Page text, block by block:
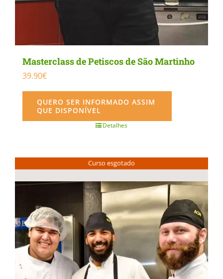
Masterclass de Petiscos de São Martinho
39.90€
QUERO SER INFORMADO ASSIM
QUE DISPONÍVEL
Detalhes
Curso esgotado